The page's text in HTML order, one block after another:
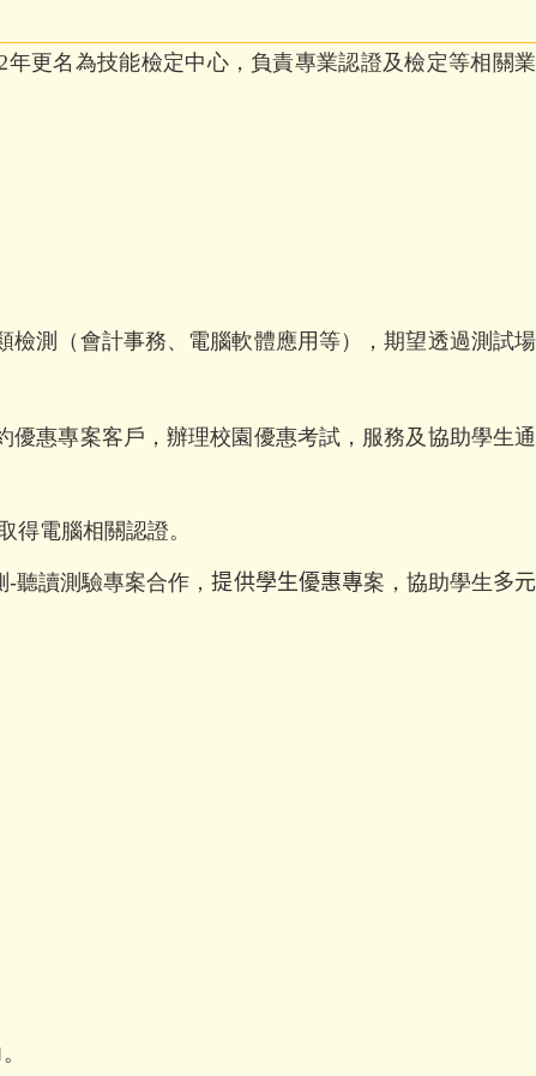
更名為技能檢定中心，負責專業認證及檢定等相關業
測（會計事務、電腦軟體應用等），期望透過測試場
惠專案客戶，辦理校園優惠考試，服務及協助學生通
得電腦相關認證。
-聽讀測驗專案合作，提供學生優惠專案， 協助學生多元